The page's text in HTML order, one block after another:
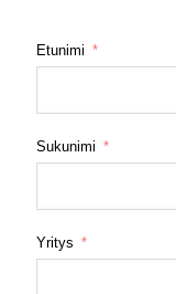
Etunimi
Sukunimi
Yritys